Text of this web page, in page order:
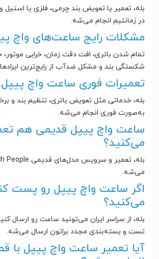
بله، تعمیر یا تعویض بند چرمی، فلزی یا استیل
در زمانتیم انجام می‌شه.
مشکلات رایج ساعت‌های واچ
تمام شدن باتری، افت دقت زمان، خرابی
شکستگی بند و مشکل ضدآب از رایج‌ترین
تعمیرات فوری ساعت واچ پیپل
بله، خدماتی مثل تعویض باتری، تنظیم بند و
به‌صورت فوری انجام می‌شه.
ساعت واچ پیپل قدیمی هم
می‌کنید؟
می‌شه.
اگر ساعت واچ پیپل رو پست
می‌کنید؟
بله، از سراسر ایران می‌تونید ساعت رو ارسال
تست و بسته‌بندی مجدد براتون ارسال می‌شه.
آیا تعمیر ساعت واچ پیپل با